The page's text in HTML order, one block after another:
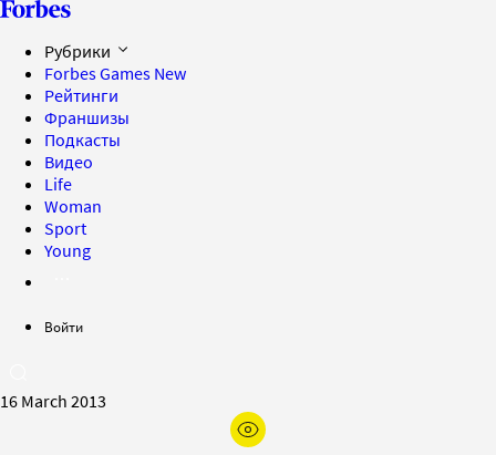
Рубрики
Forbes Games New
Рейтинги
Франшизы
Подкасты
Видео
Life
Woman
Sport
Young
Войти
16 March 2013